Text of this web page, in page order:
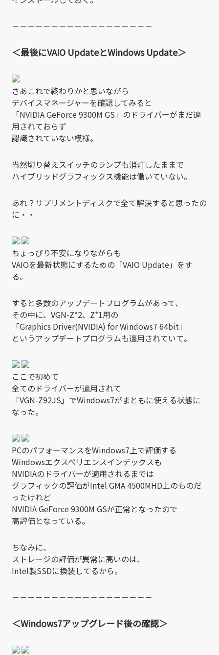
－－－－－－－－－－－－－－－－－－
＜最後にVAIO UpdateとWindows Update＞
さあこれで終わりかと思いながら
デバイスマネージャーを確認してみると
「NVIDIA GeForce 9300M GS」のドライバーがまだ適
用されておらず
認識されていない模様。
当然切り替えスイッチのランプも消灯したままで
ハイブリッドグラフィックス機能は働いていない。
あれ？サプリメントディスクで全て解決すると思ったの
に・・
ちょっぴり不安になりながらも
VAIOを最新状態にするための「VAIO Update」をす
る。
すると多数のアップデートプログラムがあって、
その中に、VGN-Z*2、Z*1用の
「Graphics Driver(NVIDIA) for Windows7 64bit」
というアップデートプログラムも適用されていて。
ここで初めて
全てのドライバーが適用されて
「VGN-Z92JS」でWindows7がまともに使える状態に
なった。
PCのパフォーマンスをWindows7上で評価する
Windowsエクスペリエンスインデックスも
NVIDIAのドライバーが適用されるまでは
グラフィックの評価がIntel GMA 4500MHD上のものだ
ったけれど
NVIDIA GeForce 9300M GSが正常となったので
高評価となっている。
ちなみに、
ストレージの評価が異常に高いのは、
Intel製SSDに換装してるから。
－－－－－－－－－－－－－－－－－－
＜Windows7アップグレード後の確認＞